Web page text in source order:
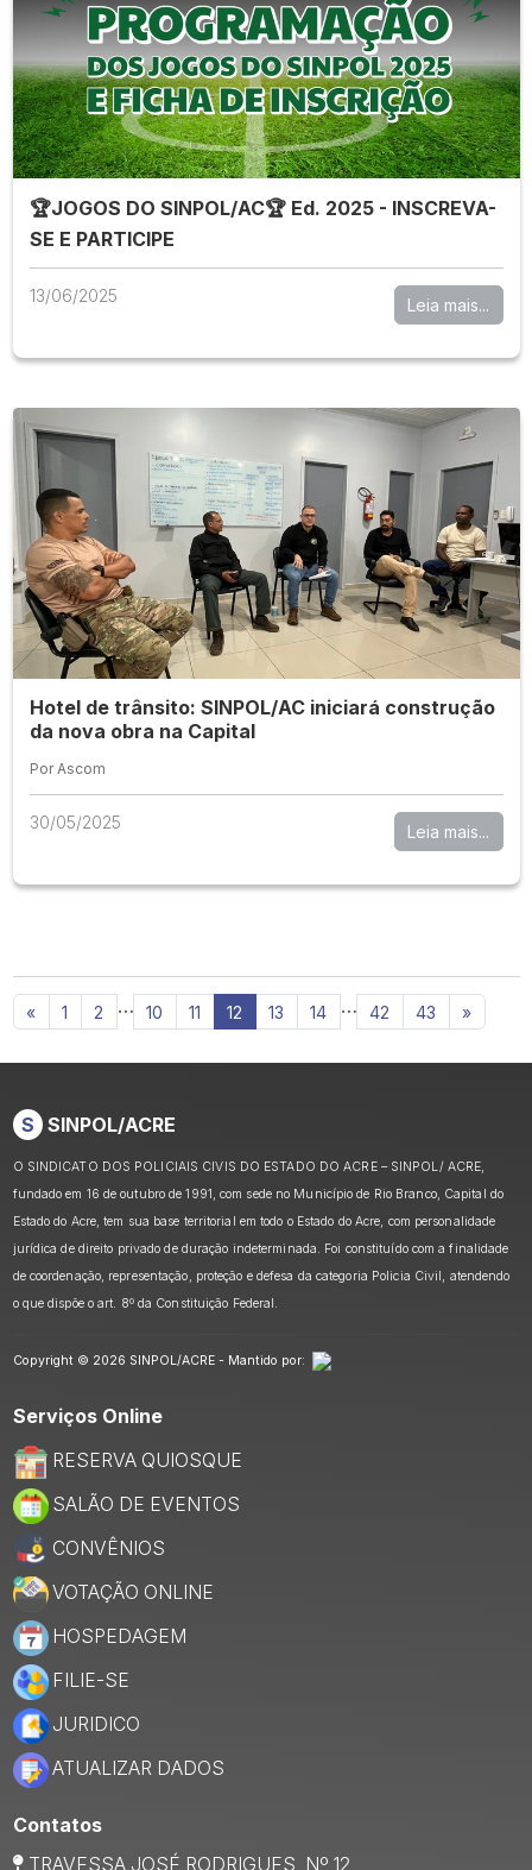
🏆JOGOS DO SINPOL/AC🏆 Ed. 2025 - INSCREVA-
SE E PARTICIPE
13/06/2025 Leia mais...
Hotel de trânsito: SINPOL/AC iniciará construção
da nova obra na Capital
Por Ascom
30/05/2025 Leia mais...
« 1 2 … 10 11 12 13 14 … 42 43 »
S SINPOL/ACRE
O SINDICATO DOS POLICIAIS CIVIS DO ESTADO DO ACRE – SINPOL/ ACRE,
fundado em 16 de outubro de 1991, com sede no Município de Rio Branco, Capital do
Estado do Acre, tem sua base territorial em todo o Estado do Acre, com personalidade
jurídica de direito privado de duração indeterminada. Foi constituído com a finalidade
de coordenação, representação, proteção e defesa da categoria Policia Civil, atendendo
o que dispõe o art. 8º da Constituição Federal.
Copyright © 2026 SINPOL/ACRE - Mantido por:
Serviços Online
RESERVA QUIOSQUE
SALÃO DE EVENTOS
CONVÊNIOS
VOTAÇÃO ONLINE
HOSPEDAGEM
FILIE-SE
JURIDICO
ATUALIZAR DADOS
Contatos
TRAVESSA JOSÉ RODRIGUES, Nº 12